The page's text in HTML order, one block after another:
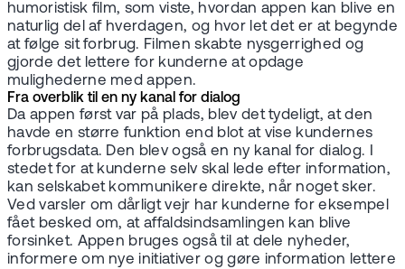
humoristisk film, som viste, hvordan appen kan blive en
naturlig del af hverdagen, og hvor let det er at begynde
at følge sit forbrug. Filmen skabte nysgerrighed og
gjorde det lettere for kunderne at opdage
mulighederne med appen.
Fra overblik til en ny kanal for dialog
Da appen først var på plads, blev det tydeligt, at den
havde en større funktion end blot at vise kundernes
forbrugsdata. Den blev også en ny kanal for dialog. I
stedet for at kunderne selv skal lede efter information,
kan selskabet kommunikere direkte, når noget sker.
Ved varsler om dårligt vejr har kunderne for eksempel
fået besked om, at affaldsindsamlingen kan blive
forsinket. Appen bruges også til at dele nyheder,
informere om nye initiativer og gøre information lettere